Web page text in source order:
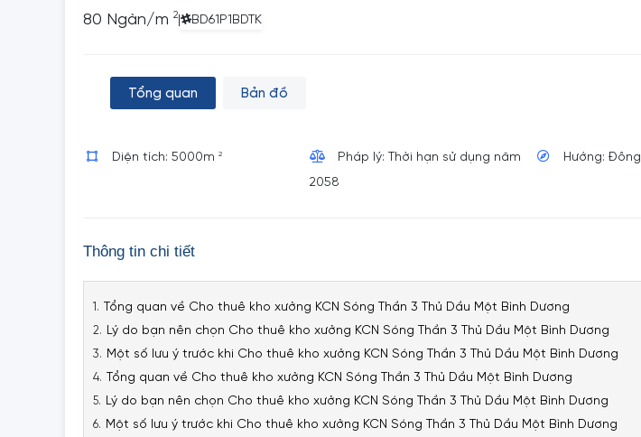
80 Ngàn/m 2 BD61P1BDTK
Tổng quan Bản đồ
Diện tích: 5000m 2
Pháp lý: Thời hạn sử dụng năm
2058
Hướng: Đông
Thông tin chi tiết
Tổng quan về Cho thuê kho xưởng KCN Sóng Thần 3 Thủ Dầu Một Bình Dương
Lý do bạn nên chọn Cho thuê kho xưởng KCN Sóng Thần 3 Thủ Dầu Một Bình Dương
Một số lưu ý trước khi Cho thuê kho xưởng KCN Sóng Thần 3 Thủ Dầu Một Bình Dương
Tổng quan về Cho thuê kho xưởng KCN Sóng Thần 3 Thủ Dầu Một Bình Dương
Lý do bạn nên chọn Cho thuê kho xưởng KCN Sóng Thần 3 Thủ Dầu Một Bình Dương
Một số lưu ý trước khi Cho thuê kho xưởng KCN Sóng Thần 3 Thủ Dầu Một Bình Dương